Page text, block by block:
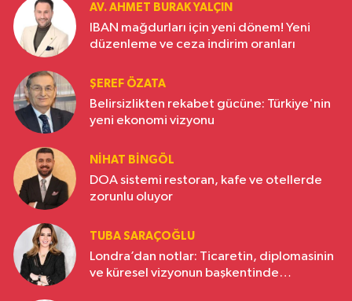
AV. AHMET BURAK YALÇIN
IBAN mağdurları için yeni dönem! Yeni
düzenleme ve ceza indirim oranları
ŞEREF ÖZATA
Belirsizlikten rekabet gücüne: Türkiye'nin
yeni ekonomi vizyonu
NIHAT BINGÖL
DOA sistemi restoran, kafe ve otellerde
zorunlu oluyor
TUBA SARAÇOĞLU
Londra’dan notlar: Ticaretin, diplomasinin
ve küresel vizyonun başkentinde